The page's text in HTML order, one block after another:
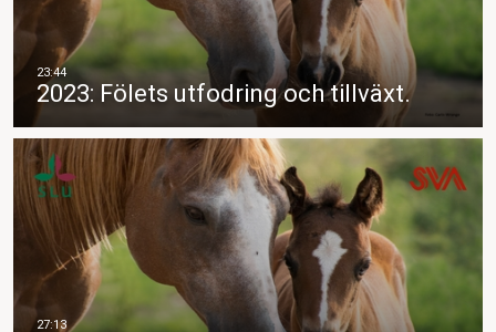
2023: Fölets utfodring och tillväxt.